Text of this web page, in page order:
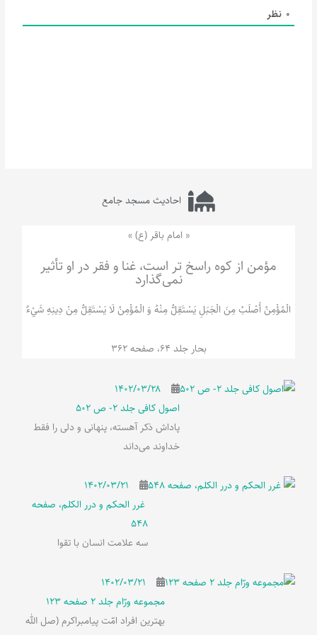
0 نظر
احادیث مسجد جامع
« امام باقر (ع) »
مؤمن از کوه راسخ تر است، غنا و فقر در او تأثیر
نمی‌گذارد
الْمُؤْمِنُ‌ أَصْلَبُ‌ مِنَ‌ الْجَبَلِ‌ یَسْتَقِلُّ مِنْهُ وَ الْمُؤْمِنُ لَا يَسْتَقِلُّ مِنْ دِينِهِ شَيْ‌ءٌ
بحار جلد 64، صفحه 362
۱۴۰۲/۰۳/۲۸
اصول کافی جلد 2- ص 502
پاداش ذکر آهسته، پنهانی و دلی را فقط
خداوند می‌داند
۱۴۰۲/۰۳/۲۱
غرر الحکم و درر الکلم، صفحه
548
سه علامت انسان با تقوا
۱۴۰۲/۰۳/۲۱
مجموعه ورّام جلد 2 صفحه 123
بهترین افراد امّت پیامبراکرم (صل الله